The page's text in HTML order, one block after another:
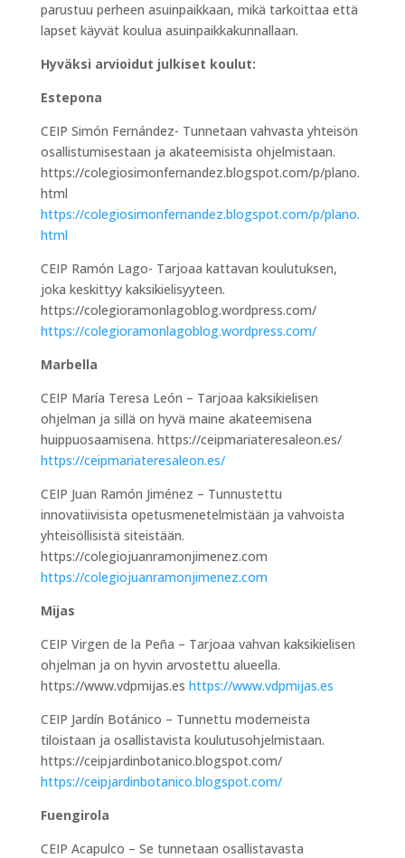
parustuu perheen asuinpaikkaan, mikä tarkoittaa että
lapset käyvät koulua asuinpaikkakunnallaan.
Hyväksi arvioidut julkiset koulut:
Estepona
CEIP Simón Fernández- Tunnetaan vahvasta yhteisön
osallistumisestaan ja akateemisista ohjelmistaan.
https://colegiosimonfernandez.blogspot.com/p/plano.
html
https://colegiosimonfernandez.blogspot.com/p/plano.
html
CEIP Ramón Lago- Tarjoaa kattavan koulutuksen,
joka keskittyy kaksikielisyyteen.
https://colegioramonlagoblog.wordpress.com/
https://colegioramonlagoblog.wordpress.com/
Marbella
CEIP María Teresa León – Tarjoaa kaksikielisen
ohjelman ja sillä on hyvä maine akateemisena
huippuosaamisena. https://ceipmariateresaleon.es/
https://ceipmariateresaleon.es/
CEIP Juan Ramón Jiménez – Tunnustettu
innovatiivisista opetusmenetelmistään ja vahvoista
yhteisöllisistä siteistään.
https://colegiojuanramonjimenez.com
https://colegiojuanramonjimenez.com
Mijas
CEIP Virgen de la Peña – Tarjoaa vahvan kaksikielisen
ohjelman ja on hyvin arvostettu alueella.
https://www.vdpmijas.es https://www.vdpmijas.es
CEIP Jardín Botánico – Tunnettu moderneista
tiloistaan ja osallistavista koulutusohjelmistaan.
https://ceipjardinbotanico.blogspot.com/
https://ceipjardinbotanico.blogspot.com/
Fuengirola
CEIP Acapulco – Se tunnetaan osallistavasta